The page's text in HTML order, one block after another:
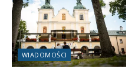
WIADOMOŚCI